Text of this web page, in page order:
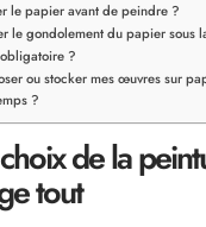
le papier avant de peindre ?
le gondolement du papier sous
?
ou stocker mes œuvres sur
?
de la
tout